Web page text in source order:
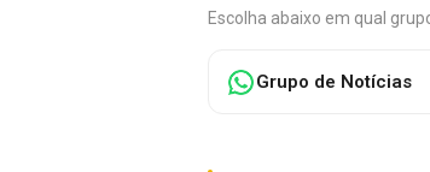
Escolha abaixo em qual
Grupo de Notícias